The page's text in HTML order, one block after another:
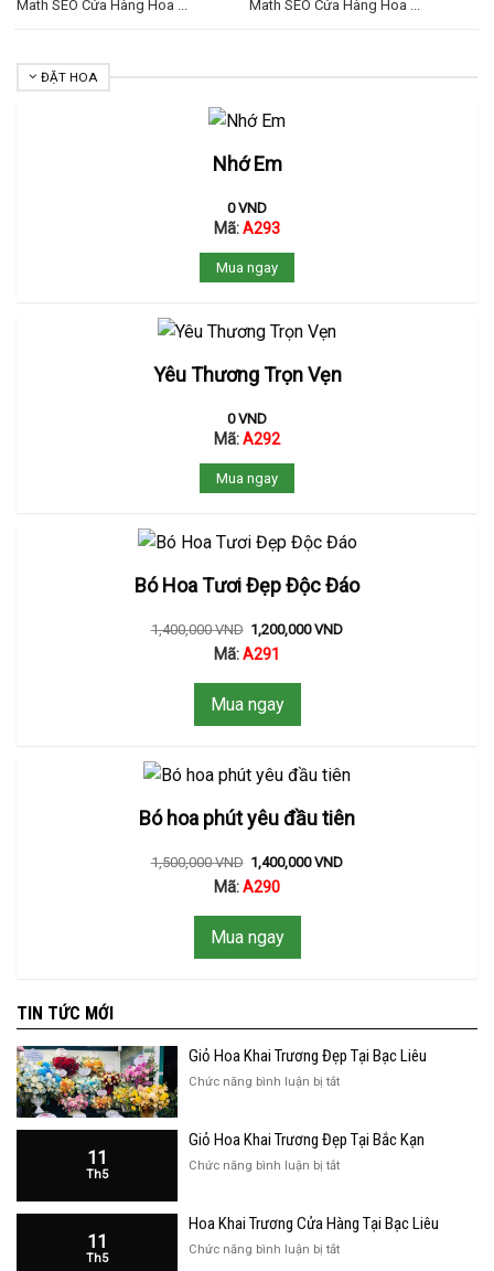
Math SEO Cửa Hàng Hoa ...
Math SEO Cửa Hàng Hoa ...
ĐẶT HOA
Nhớ Em
0VND
Mã:A293
Mua ngay
Yêu Thương Trọn Vẹn
0VND
Mã:A292
Mua ngay
Bó Hoa Tươi Đẹp Độc Đáo
1,400,000VND 1,200,000VND
Mã:A291
Mua ngay
Bó hoa phút yêu đầu tiên
1,500,000VND 1,400,000VND
Mã:A290
Mua ngay
TIN TỨC MỚI
Giỏ Hoa Khai Trương Đẹp Tại Bạc Liêu
Chức năng bình luận bị tắtở
Khai
Đẹp
Liêu
11
Th5
Giỏ Hoa Khai Trương Đẹp Tại Bắc Kạn
Chức năng bình luận bị tắtở
Khai
Đẹp
11
Th5
Hoa Khai Trương Cửa Hàng Tại Bạc Liêu
Chức năng bình luận bị tắtở